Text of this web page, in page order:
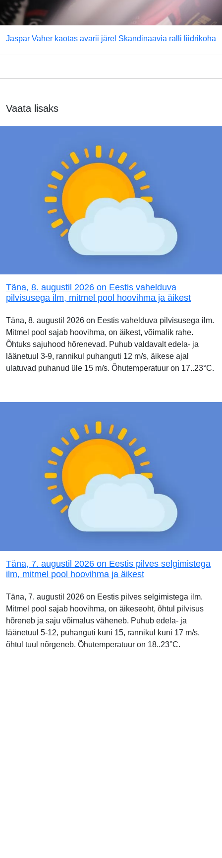
Jaspar Vaher kaotas avarii järel Skandinaavia ralli liidrikoha
Vaata lisaks
Täna, 8. augustil 2026 on Eestis vahelduva
pilvisusega ilm, mitmel pool hoovihma ja äikest
Täna, 8. augustil 2026 on Eestis vahelduva pilvisusega ilm.
Mitmel pool sajab hoovihma, on äikest, võimalik rahe.
Õhtuks sajuhood hõrenevad. Puhub valdavalt edela- ja
läänetuul 3-9, rannikul puhanguti 12 m/s, äikese ajal
ulatuvad puhanud üle 15 m/s. Õhutemperatuur on 17..23°C.
Täna, 7. augustil 2026 on Eestis pilves selgimistega
ilm, mitmel pool hoovihma ja äikest
Täna, 7. augustil 2026 on Eestis pilves selgimistega ilm.
Mitmel pool sajab hoovihma, on äikeseoht, õhtul pilvisus
hõreneb ja saju võimalus väheneb. Puhub edela- ja
läänetuul 5-12, puhanguti kuni 15, rannikul kuni 17 m/s,
õhtul tuul nõrgeneb. Õhutemperatuur on 18..23°C.